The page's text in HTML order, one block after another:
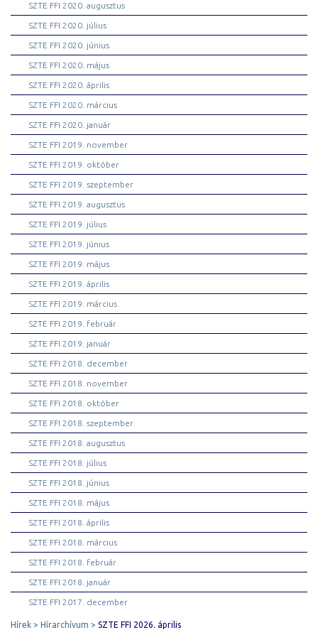
SZTE FFI 2020. augusztus
SZTE FFI 2020. július
SZTE FFI 2020. június
SZTE FFI 2020. május
SZTE FFI 2020. április
SZTE FFI 2020. március
SZTE FFI 2020. január
SZTE FFI 2019. november
SZTE FFI 2019. október
SZTE FFI 2019. szeptember
SZTE FFI 2019. augusztus
SZTE FFI 2019. július
SZTE FFI 2019. június
SZTE FFI 2019. május
SZTE FFI 2019. április
SZTE FFI 2019. március
SZTE FFI 2019. február
SZTE FFI 2019. január
SZTE FFI 2018. december
SZTE FFI 2018. november
SZTE FFI 2018. október
SZTE FFI 2018. szeptember
SZTE FFI 2018. augusztus
SZTE FFI 2018. július
SZTE FFI 2018. június
SZTE FFI 2018. május
SZTE FFI 2018. április
SZTE FFI 2018. március
SZTE FFI 2018. február
SZTE FFI 2018. január
SZTE FFI 2017. december
Hírek Hírarchívum SZTE FFI 2026. április